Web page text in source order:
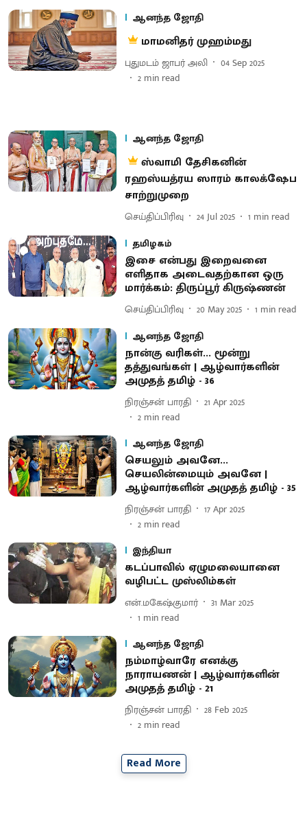
ஆனந்த ஜோதி
மாமனிதர் முஹம்மது
புதுமடம் ஜாபர் அலி
04 Sep 2025
2 min read
ஆனந்த ஜோதி
ஸ்வாமி தேசிகனின்
ரஹஸ்யத்ரய ஸாரம் காலக்‌ஷேப
சாற்றுமுறை
செய்திப்பிரிவு 24 Jul 2025 1 min read
தமிழகம்
இசை என்பது இறைவனை
எளிதாக அடைவதற்கான ஒரு
மார்க்கம்: திருப்பூர் கிருஷ்ணன்
செய்திப்பிரிவு 20 May 2025 1 min read
ஆனந்த ஜோதி
நான்கு வரிகள்... மூன்று
தத்துவங்கள் | ஆழ்வார்களின்
அமுதத் தமிழ் - 36
நிரஞ்சன் பாரதி
21 Apr 2025
2 min read
ஆனந்த ஜோதி
செயலும் அவனே...
செயலின்மையும் அவனே |
ஆழ்வார்களின் அமுதத் தமிழ் - 35
நிரஞ்சன் பாரதி
17 Apr 2025
2 min read
இந்தியா
கடப்பாவில் ஏழுமலையானை
வழிபட்ட முஸ்லிம்கள்
என்.மகேஷ்குமார்
31 Mar 2025
1 min read
ஆனந்த ஜோதி
நம்மாழ்வாரே எனக்கு
நாராயணன் | ஆழ்வார்களின்
அமுதத் தமிழ் - 21
நிரஞ்சன் பாரதி
28 Feb 2025
2 min read
Read More